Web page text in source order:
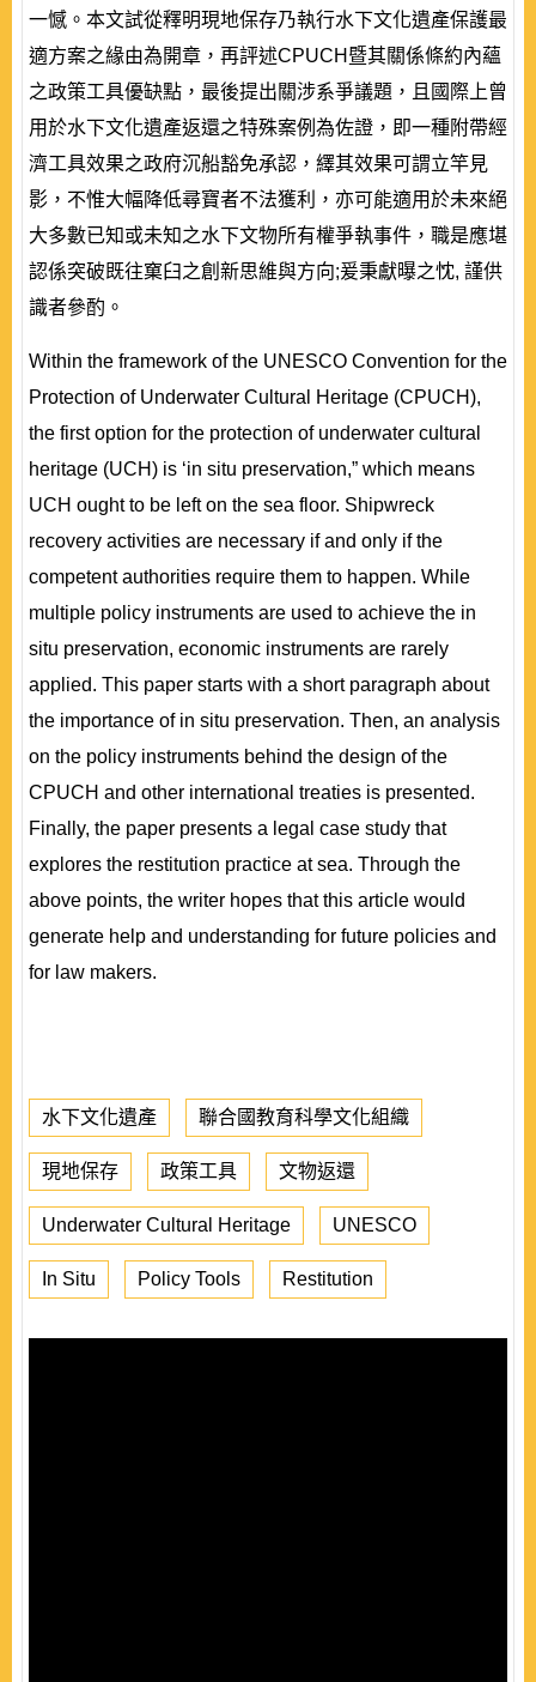
一憾。本文試從釋明現地保存乃執行水下文化遺產保護最
適方案之緣由為開章，再評述CPUCH暨其關係條約內蘊
之政策工具優缺點，最後提出關涉系爭議題，且國際上曾
用於水下文化遺產返還之特殊案例為佐證，即一種附帶經
濟工具效果之政府沉船豁免承認，繹其效果可謂立竿見
影，不惟大幅降低尋寶者不法獲利，亦可能適用於未來絕
大多數已知或未知之水下文物所有權爭執事件，職是應堪
認係突破既往窠臼之創新思維與方向;爰秉獻曝之忱, 謹供
識者參酌。
Within the framework of the UNESCO Convention for the
Protection of Underwater Cultural Heritage (CPUCH),
the first option for the protection of underwater cultural
heritage (UCH) is ‘in situ preservation,” which means
UCH ought to be left on the sea floor. Shipwreck
recovery activities are necessary if and only if the
competent authorities require them to happen. While
multiple policy instruments are used to achieve the in
situ preservation, economic instruments are rarely
applied. This paper starts with a short paragraph about
the importance of in situ preservation. Then, an analysis
on the policy instruments behind the design of the
CPUCH and other international treaties is presented.
Finally, the paper presents a legal case study that
explores the restitution practice at sea. Through the
above points, the writer hopes that this article would
generate help and understanding for future policies and
for law makers.
水下文化遺產 聯合國教育科學文化組織
現地保存 政策工具 文物返還
Underwater Cultural Heritage UNESCO
In Situ Policy Tools Restitution